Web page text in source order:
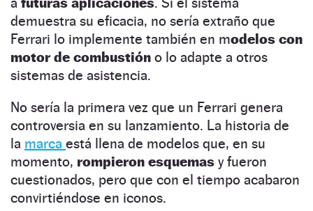
demuestra su eficacia, no sería extraño que
Ferrari lo implemente también en modelos con
motor de combustión o lo adapte a otros
sistemas de asistencia.
No sería la primera vez que un Ferrari genera
controversia en su lanzamiento. La historia de
la marca está llena de modelos que, en su
momento, rompieron esquemas y fueron
cuestionados, pero que con el tiempo acabaron
convirtiéndose en iconos.